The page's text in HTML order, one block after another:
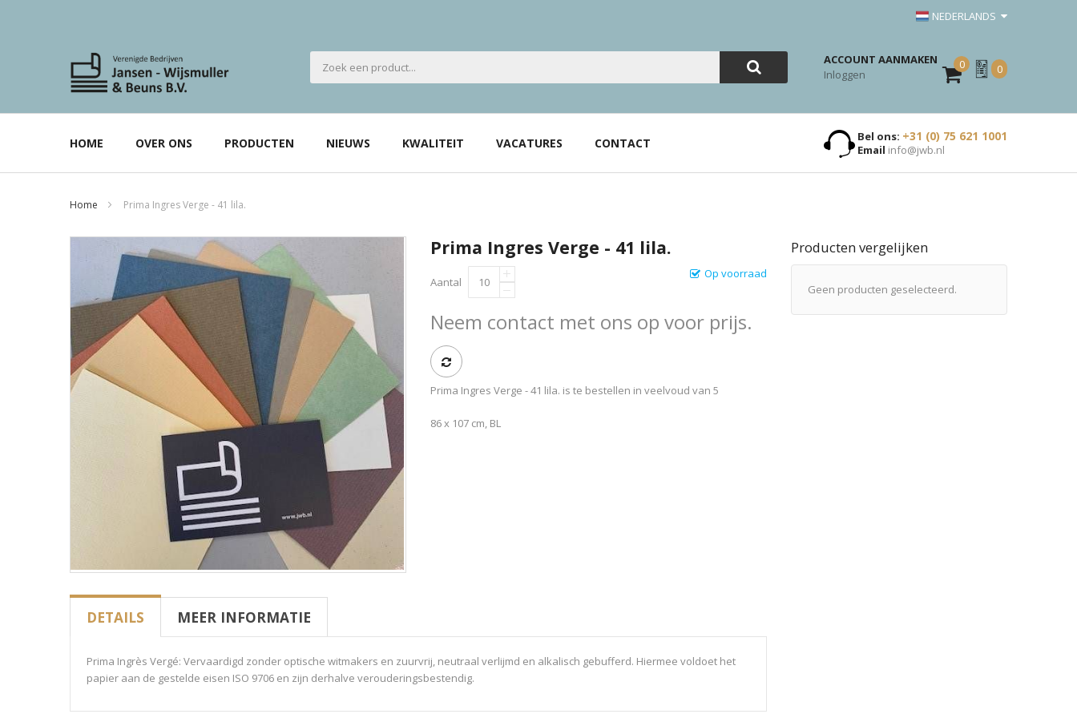
NEDERLANDS
ACCOUNT AANMAKEN
Inloggen
0
Mijn
Offerte
0
HOME OVER ONS PRODUCTEN NIEUWS KWALITEIT VACATURES CONTACT Bel ons: +31 (0) 75 621 1001
Email info@jwb.nl
Home Prima Ingres Verge - 41 lila.
Prima Ingres Verge - 41 lila.
Op voorraad
Aantal
Neem contact met ons op voor prijs.
Prima Ingres Verge - 41 lila. is te bestellen in veelvoud van 5
86 x 107 cm, BL
DETAILS MEER INFORMATIE
Prima Ingrès Vergé: Vervaardigd zonder optische witmakers en zuurvrij, neutraal verlijmd en alkalisch gebufferd. Hiermee voldoet het
papier aan de gestelde eisen ISO 9706 en zijn derhalve verouderingsbestendig.
Producten vergelijken
Geen producten geselecteerd.